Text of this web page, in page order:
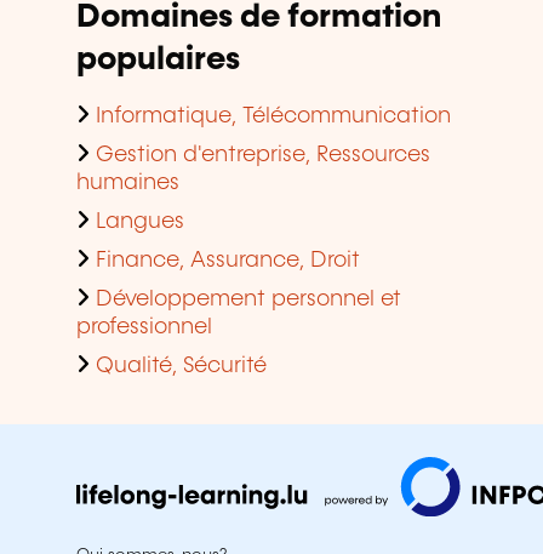
Domaines de formation
populaires
Informatique, Télécommunication
Gestion d'entreprise, Ressources
humaines
Langues
Finance, Assurance, Droit
Développement personnel et
professionnel
Qualité, Sécurité